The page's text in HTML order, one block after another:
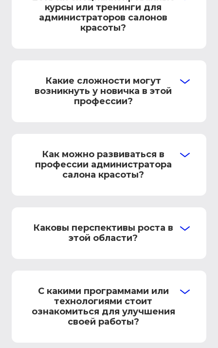
курсы или тренинги для
администраторов салонов
красоты?
Какие сложности могут
возникнуть у новичка в этой
профессии?
Как можно развиваться в
профессии администратора
салона красоты?
Каковы перспективы роста в
этой области?
С какими программами или
технологиями стоит
ознакомиться для улучшения
своей работы?